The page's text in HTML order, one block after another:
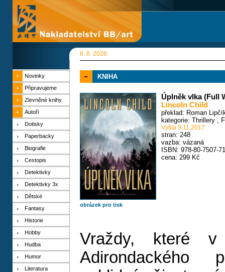
8. 8. 2026
Novinky
Připravujeme
Zlevněné knihy
Autoři
Dotisky
Paperbacky
Biografie
Cestopis
Detektivky
Detektivky 3x
Dětské
Fantasy
Historie
Hobby
Hudba
Humor
Literatura
KNIHA
obrázek pro tisk
Úplněk vlka (Full
Lincoln Child
překlad: Roman
kategorie: Thrillery ,
Vyšla 9.11.2017
stran: 248
vazba: vázaná
ISBN: 978-80-7507-
cena: 299 Kč
Vraždy, které v
Adirondackého